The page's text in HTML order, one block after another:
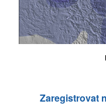
Zaregistrovat